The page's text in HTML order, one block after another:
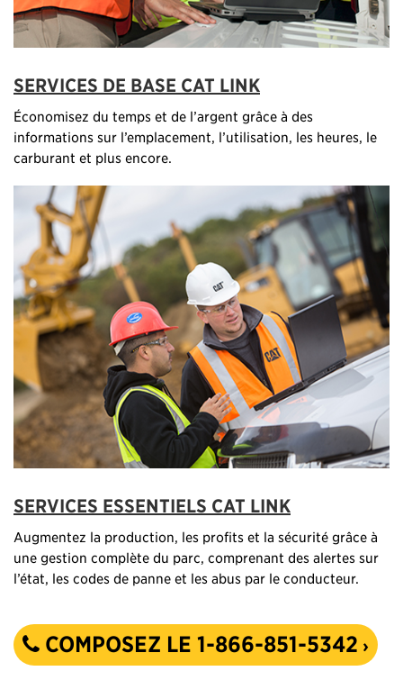
SERVICES DE BASE CAT LINK
Économisez du temps et de l’argent grâce à des
informations sur l’emplacement, l’utilisation, les heures, le
carburant et plus encore.
SERVICES ESSENTIELS CAT LINK
Augmentez la production, les profits et la sécurité grâce à
une gestion complète du parc, comprenant des alertes sur
l’état, les codes de panne et les abus par le conducteur.
COMPOSEZ LE 1-866-851-5342